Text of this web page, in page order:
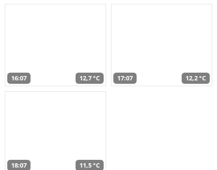
16:07 12,7 °C 17:07 12,2 °C
18:07 11,5 °C